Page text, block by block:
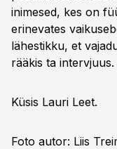
inimesed, kes on
erinevates
lähestikku, et
rääkis ta intervjuus.
Küsis Lauri Leet.
Foto autor: Liis